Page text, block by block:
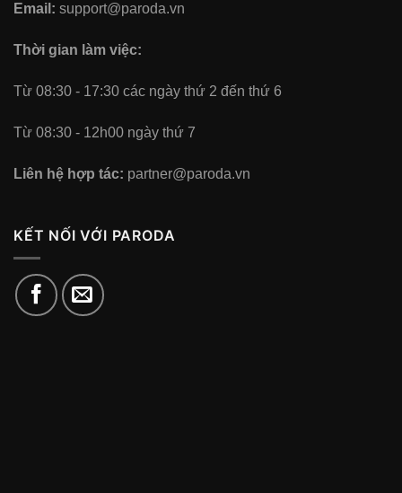
Email: support@paroda.vn
Thời gian làm việc:
Từ 08:30 - 17:30 các ngày thứ 2 đến thứ 6
Từ 08:30 - 12h00 ngày thứ 7
Liên hệ hợp tác: partner@paroda.vn
KẾT NỐI VỚI PARODA